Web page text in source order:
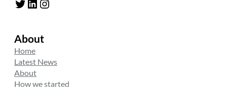
Twitter LinkedIn Instagram
About
Home
Latest News
About
How we started